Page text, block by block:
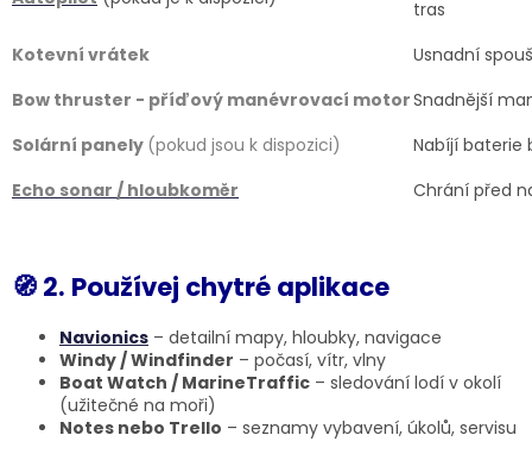
tras
Kotevní vrátek
Usnadní
Bow thruster - příďový manévrovací motorSnadnější
Solární panely (pokud jsou k dispozici)
Nabíjí baterie
Echo sonar / hloubkoměr
Chrání před
🧭 2. Používej chytré aplikace
Navionics – detailní mapy, hloubky, navigace
Windy / Windfinder – počasí, vítr, vlny
Boat Watch / MarineTraffic – sledování lodí v okolí
(užitečné na moři)
Notes nebo Trello – seznamy vybavení, úkolů, servisu